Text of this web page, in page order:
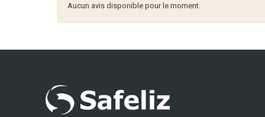
Aucun avis disponible pour le moment.